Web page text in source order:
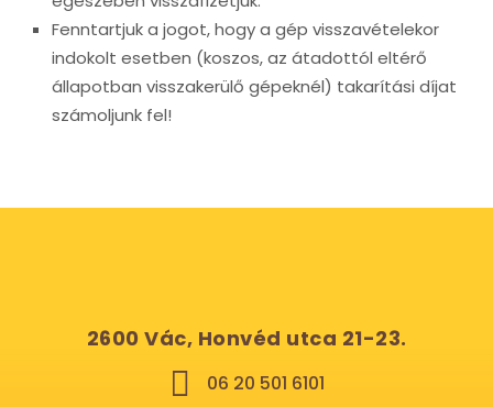
Fenntartjuk a jogot, hogy a gép visszavételekor
indokolt esetben (koszos, az átadottól eltérő
állapotban visszakerülő gépeknél) takarítási díjat
számoljunk fel!
2600 Vác, Honvéd utca 21-23.
06 20 501 6101